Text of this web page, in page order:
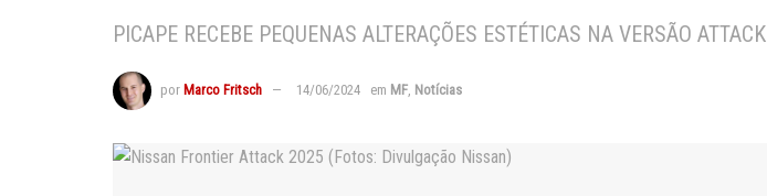
PICAPE RECEBE PEQUENAS ALTERAÇÕES ESTÉTICAS NA VERSÃO ATTACK
por Marco Fritsch 14/06/2024 em MF, Notícias